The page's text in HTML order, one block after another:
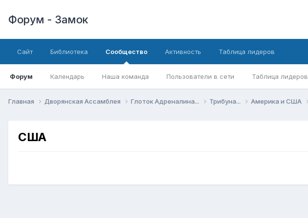
Форум - Замок
Сайт Библиотека Сообщество
Форум Календарь Наша команда Пользователи в сети Таблица лидеров
Активность Таблица лидеров
Главная Дворянская Ассамблея Глоток Адреналина... Трибуна... Америка и США
США